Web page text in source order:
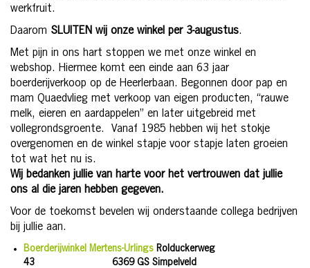
werkfruit.
Daarom SLUITEN wij onze winkel per 3-augustus.
Met pijn in ons hart stoppen we met onze winkel en
webshop. Hiermee komt een einde aan 63 jaar
boerderijverkoop op de Heerlerbaan. Begonnen door pap en
mam Quaedvlieg met verkoop van eigen producten, “rauwe
melk, eieren en aardappelen” en later uitgebreid met
vollegrondsgroente. Vanaf 1985 hebben wij het stokje
overgenomen en de winkel stapje voor stapje laten groeien
tot wat het nu is.
Wij bedanken jullie van harte voor het vertrouwen dat jullie
ons al die jaren hebben gegeven.
Voor de toekomst bevelen wij onderstaande collega bedrijven
bij jullie aan.
Boerderijwinkel Mertens-Urlings Rolduckerweg
43 6369 GS Simpelveld